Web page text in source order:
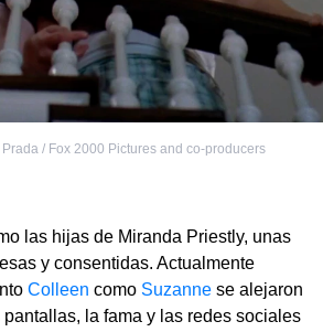
/ Fox 2000 Pictures and co-producers
las hijas de Miranda Priestly, unas
y consentidas. Actualmente
Colleen como Suzanne se alejaron
la fama y las redes sociales